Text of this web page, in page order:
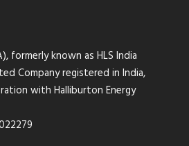
formerly known as HLS India
Company registered in India,
with Halliburton Energy